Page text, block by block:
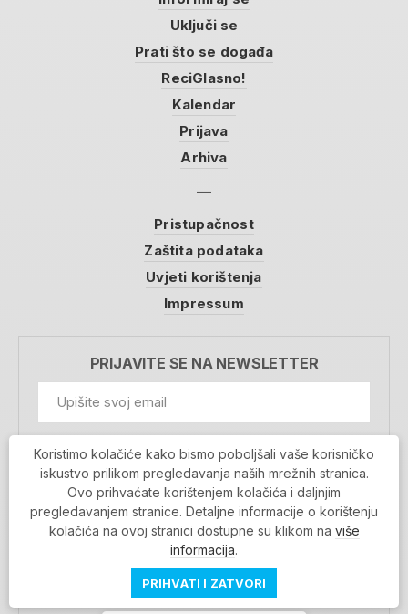
Uključi se
Prati što se događa
ReciGlasno!
Kalendar
Prijava
Arhiva
Pristupačnost
Zaštita podataka
Uvjeti korištenja
Impressum
PRIJAVITE SE NA NEWSLETTER
Prihvaćam da se moji podaci spremaju u bazu
podataka i koriste u svrhu slanja MojaRijeka
newslettera
MOJARIJEKA NEWSLETTER
PRIJAVI SE
Koristimo kolačiće kako bismo poboljšali vaše korisničko
iskustvo prilikom pregledavanja naših mrežnih stranica.
Ovo prihvaćate korištenjem kolačića i daljnjim
pregledavanjem stranice. Detaljne informacije o korištenju
kolačića na ovoj stranici dostupne su klikom na više
informacija.
PRIHVATI I ZATVORI